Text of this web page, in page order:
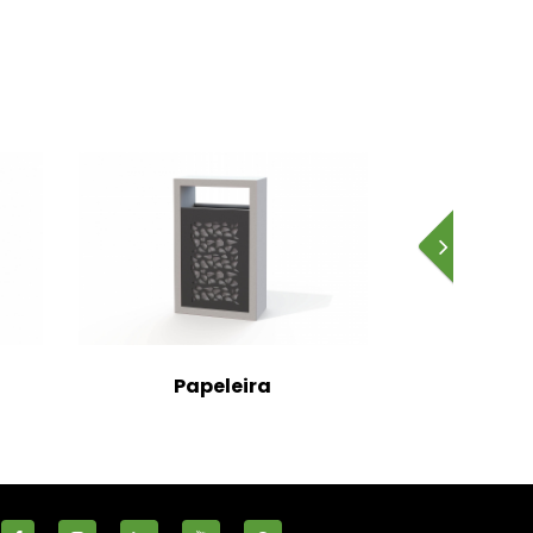
Papeleira